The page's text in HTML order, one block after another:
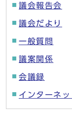
議会報告会
議会だより
一般質問
議案関係
会議録
インターネ